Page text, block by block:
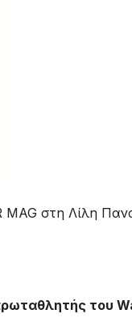
MAG στη Λίλη
του